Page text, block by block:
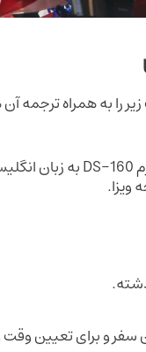
به همراه ترجمه آن
ویزا.
و برای تعیین وقت